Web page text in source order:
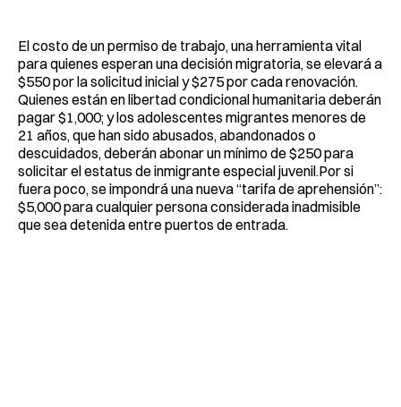
El costo de un permiso de trabajo, una herramienta vital
para quienes esperan una decisión migratoria, se elevará a
$550 por la solicitud inicial y $275 por cada renovación.
Quienes están en libertad condicional humanitaria deberán
pagar $1,000; y los adolescentes migrantes menores de
21 años, que han sido abusados, abandonados o
descuidados, deberán abonar un mínimo de $250 para
solicitar el estatus de inmigrante especial juvenil.Por si
fuera poco, se impondrá una nueva “tarifa de aprehensión”:
$5,000 para cualquier persona considerada inadmisible
que sea detenida entre puertos de entrada.